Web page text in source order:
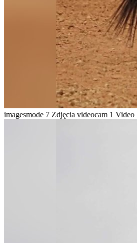
imagesmode 7 Zdjęcia videocam 1 Video